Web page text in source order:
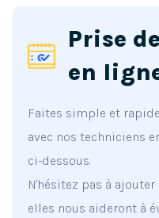
Prise
en
Faites simple et
avec nos techniciens
ci-dessous.
N'hésitez pas à
elles nous aideront à